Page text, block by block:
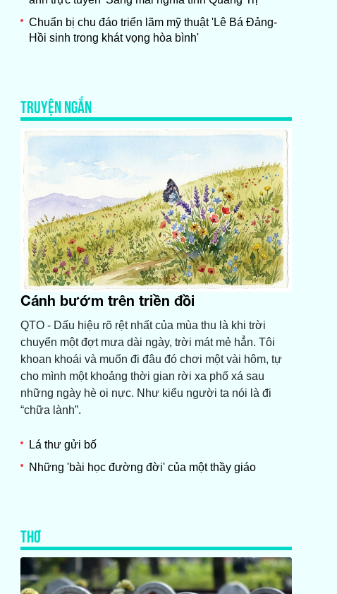
Chuẩn bị chu đáo triển lãm mỹ thuật 'Lê Bá Đảng-
Hồi sinh trong khát vọng hòa bình'
TRUYỆN NGẮN
Cánh bướm trên triền đồi
QTO - Dấu hiệu rõ rệt nhất của mùa thu là khi trời
chuyển một đợt mưa dài ngày, trời mát mẻ hẳn. Tôi
khoan khoái và muốn đi đâu đó chơi một vài hôm, tự
cho mình một khoảng thời gian rời xa phố xá sau
những ngày hè oi nực. Như kiểu người ta nói là đi
“chữa lành”.
Lá thư gửi bố
Những 'bài học đường đời' của một thầy giáo
THƠ